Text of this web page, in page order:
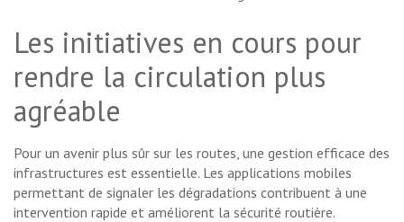
Les initiatives en cours pour
rendre la circulation plus
agréable
Pour un avenir plus sûr sur les routes, une gestion efficace des
infrastructures est essentielle. Les applications mobiles
permettant de signaler les dégradations contribuent à une
intervention rapide et améliorent la sécurité routière.